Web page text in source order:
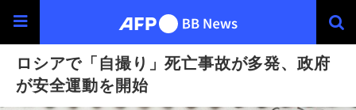
ロシアで「自撮り」死亡事故が多発、政府
が安全運動を開始